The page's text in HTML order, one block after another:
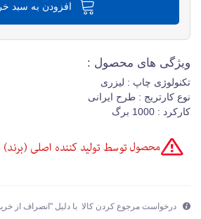
افزودن به سبد
ویژگی های محصول :
تکنولوژی چاپ : لیزری
نوع کارتریج : طرح ایرانی
کارکرد : 1000 برگ
درخواست مرجوع کردن کالا با دلیل "انصراف از